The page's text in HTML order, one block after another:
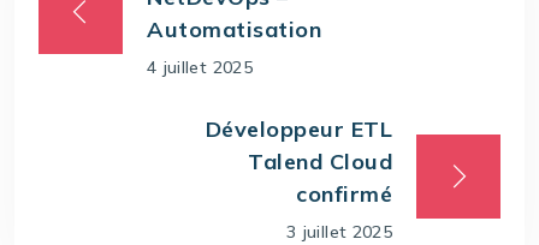
Automatisation
4 juillet 2025
Développeur ETL
Talend Cloud
confirmé
3 juillet 2025